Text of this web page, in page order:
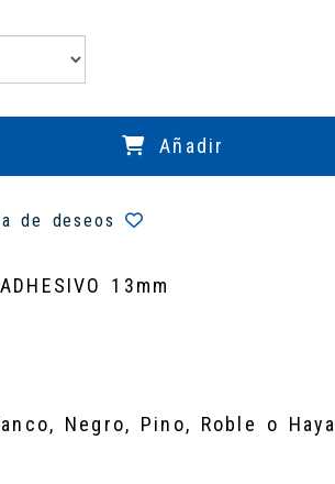
Añadir
de deseos
13mm
Negro, Pino, Roble o Haya